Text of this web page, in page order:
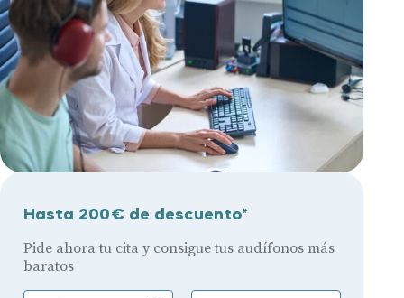
Hasta 200€ de descuento*
Pide ahora tu cita y consigue tus audífonos más
baratos